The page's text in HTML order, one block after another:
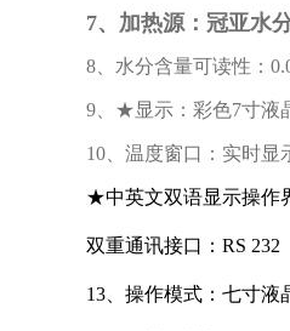
7、加热源： 冠亚水
8、水分含量可读性：
9、★显示：彩色7寸液
10、温度窗口：实时
★中英文双语显示操作
双重通讯接口：RS
13、操作模式：七寸液